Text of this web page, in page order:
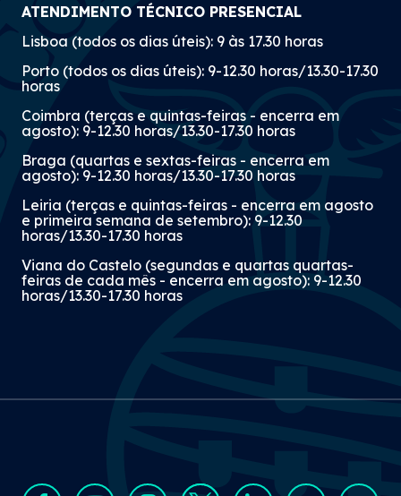
ATENDIMENTO TÉCNICO PRESENCIAL
Lisboa (todos os dias úteis): 9 às 17.30 horas
Porto (todos os dias úteis): 9-12.30 horas/13.30-17.30
horas
Coimbra (terças e quintas-feiras - encerra em
agosto): 9-12.30 horas/13.30-17.30 horas
Braga (quartas e sextas-feiras - encerra em
agosto): 9-12.30 horas/13.30-17.30 horas
Leiria (terças e quintas-feiras - encerra em agosto
e primeira semana de setembro): 9-12.30
horas/13.30-17.30 horas
Viana do Castelo (segundas e quartas quartas-
feiras de cada mês - encerra em agosto): 9-12.30
horas/13.30-17.30 horas